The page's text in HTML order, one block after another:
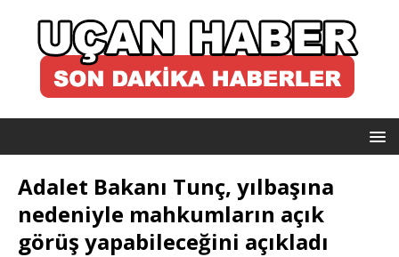
Adalet Bakanı Tunç, yılbaşına
nedeniyle mahkumların açık
görüş yapabileceğini açıkladı